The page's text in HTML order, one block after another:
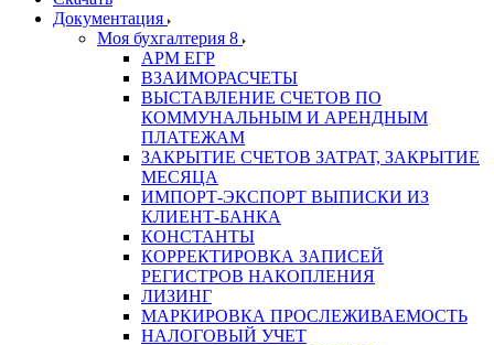
Документация
Моя бухгалтерия 8
АРМ ЕГР
ВЗАИМОРАСЧЕТЫ
ВЫСТАВЛЕНИЕ СЧЕТОВ ПО
КОММУНАЛЬНЫМ И АРЕНДНЫМ
ПЛАТЕЖАМ
ЗАКРЫТИЕ СЧЕТОВ ЗАТРАТ, ЗАКРЫТИЕ
МЕСЯЦА
ИМПОРТ-ЭКСПОРТ ВЫПИСКИ ИЗ
КЛИЕНТ-БАНКА
КОНСТАНТЫ
КОРРЕКТИРОВКА ЗАПИСЕЙ
РЕГИСТРОВ НАКОПЛЕНИЯ
ЛИЗИНГ
МАРКИРОВКА ПРОСЛЕЖИВАЕМОСТЬ
НАЛОГОВЫЙ УЧЕТ